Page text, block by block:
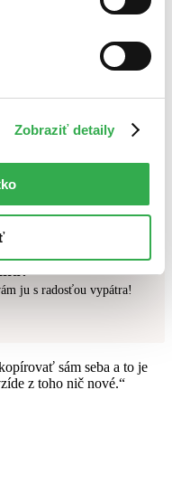
Zobraziť detaily
podmienkam.
ju s radosťou vypátra!
sám seba a to je
z toho nič nové.